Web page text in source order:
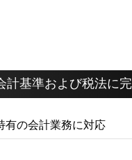
計基準および税法に
有の会計業務に対応